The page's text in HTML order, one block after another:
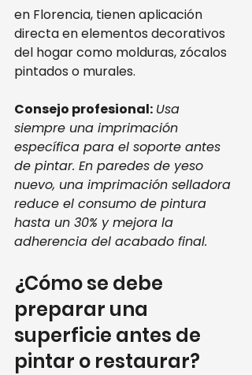
en Florencia, tienen aplicación
directa en elementos decorativos
del hogar como molduras, zócalos
pintados o murales.
Consejo profesional: Usa
siempre una imprimación
específica para el soporte antes
de pintar. En paredes de yeso
nuevo, una imprimación selladora
reduce el consumo de pintura
hasta un 30% y mejora la
adherencia del acabado final.
¿Cómo se debe
preparar una
superficie antes de
pintar o restaurar?